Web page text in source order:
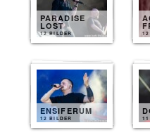
PARADISE
LOST
12 BILDER 12
ENSIFERUM
12 BILDER 11